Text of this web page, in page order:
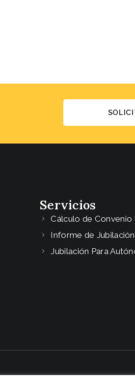
Servicios
Cálculo de Convenio
Informe de Jubilación
Jubilación Para